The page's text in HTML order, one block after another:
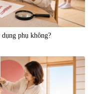
dụng phụ không?